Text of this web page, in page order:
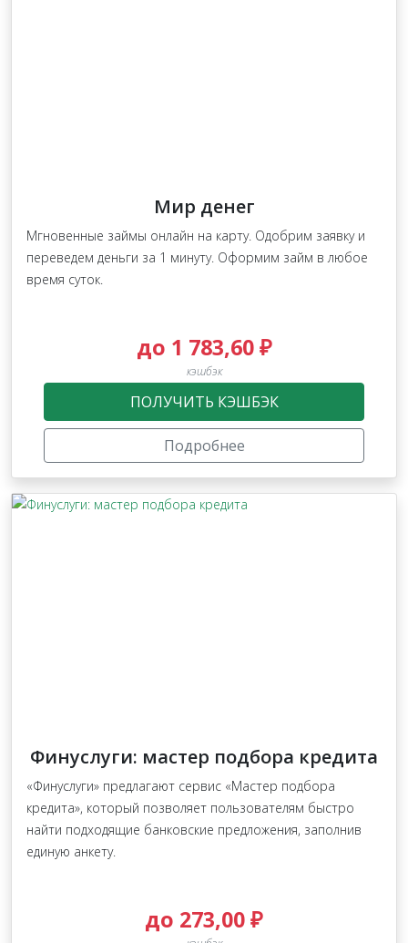
Мир денег
Мгновенные займы онлайн на карту. Одобрим заявку и
переведем деньги за 1 минуту. Оформим займ в любое
время суток.
до 1 783,60 ₽
кэшбэк
ПОЛУЧИТЬ КЭШБЭК
Подробнее
Финуслуги: мастер подбора кредита
«Финуслуги» предлагают сервис «Мастер подбора
кредита», который позволяет пользователям быстро
найти подходящие банковские предложения, заполнив
единую анкету.
до 273,00 ₽